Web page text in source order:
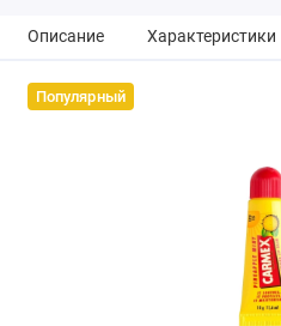
Описание Характеристики
Популярный